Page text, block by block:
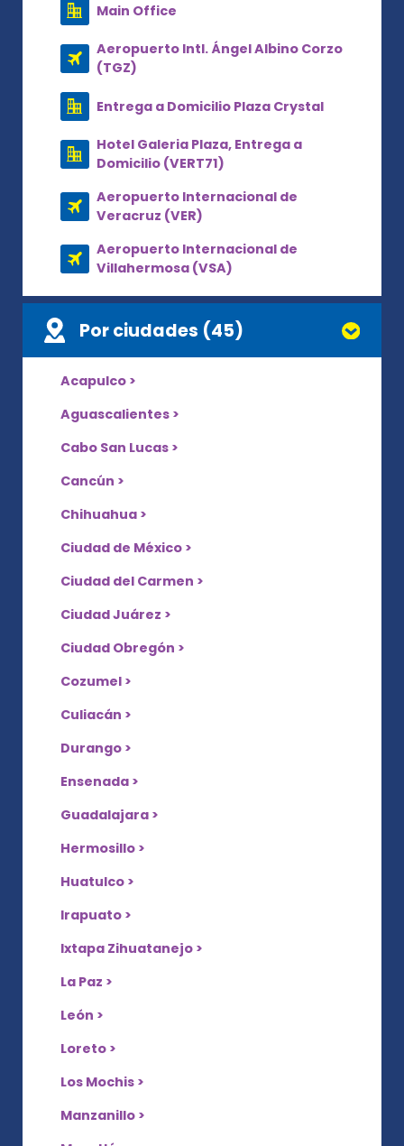
Main Office
Aeropuerto Intl. Ángel Albino Corzo
(TGZ)
Entrega a Domicilio Plaza Crystal
Hotel Galeria Plaza, Entrega a
Domicilio (VERT71)
Aeropuerto Internacional de
Veracruz (VER)
Aeropuerto Internacional de
Villahermosa (VSA)
Por ciudades (45)
Acapulco >
Aguascalientes >
Cabo San Lucas >
Cancún >
Chihuahua >
Ciudad de México >
Ciudad del Carmen >
Ciudad Juárez >
Ciudad Obregón >
Cozumel >
Culiacán >
Durango >
Ensenada >
Guadalajara >
Hermosillo >
Huatulco >
Irapuato >
Ixtapa Zihuatanejo >
La Paz >
León >
Loreto >
Los Mochis >
Manzanillo >